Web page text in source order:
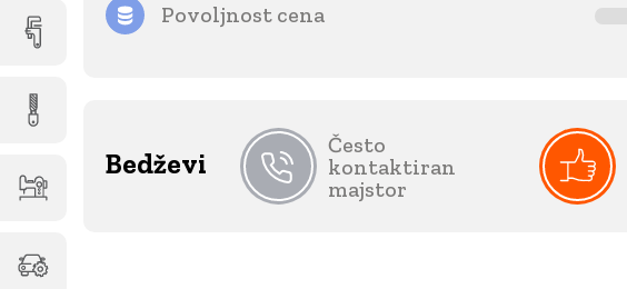
Povoljnost cena
Bedževi
Često
kontaktiran
majstor